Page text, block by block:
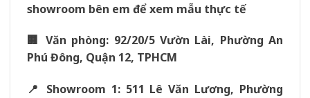
showroom bên em để xem mẫu thực tế
🏢 Văn phòng: 92/20/5 Vườn Lài, Phường An
Phú Đông, Quận 12, TPHCM
📍 Showroom 1: 511 Lê Văn Lương, Phường